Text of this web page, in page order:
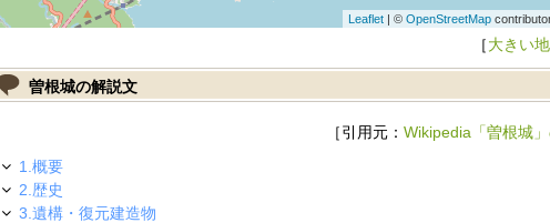
Leaflet| © OpenStreetMap
［大きい
曽根城の解説文
［引用元： Wikipedia「曽根城」
1.概要
2.歴史
3.遺構・復元建造物